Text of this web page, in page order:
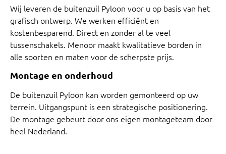
Wij leveren de buitenzuil Pyloon voor u op basis van het
grafisch ontwerp. We werken efficiënt en
kostenbesparend. Direct en zonder al te veel
tussenschakels. Menoor maakt kwalitatieve borden in
alle soorten en maten voor de scherpste prijs.
Montage en onderhoud
De buitenzuil Pyloon kan worden gemonteerd op uw
terrein. Uitgangspunt is een strategische positionering.
De montage gebeurt door ons eigen montageteam door
heel Nederland.